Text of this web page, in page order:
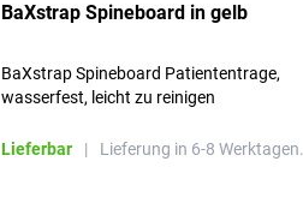
BaXstrap Spineboard in gelb
BaXstrap Spineboard Patiententrage,
wasserfest, leicht zu reinigen
Lieferbar | Lieferung in 6-8 Werktagen.